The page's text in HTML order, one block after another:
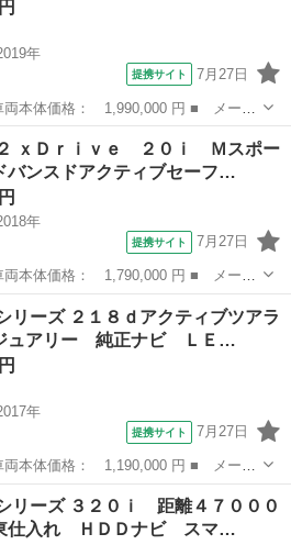
年
提携サイト 7月27日
シリーズ ■ グレード名： ２１８
リー コンフォートアクセス 純正ナ
ｘＤｒｉｖｅ ２０ｉ Ｍスポー
ンスドアクティブセーフ…
年
提携サイト 7月27日
２ ■ グレード名： ｘＤｒｉｖ
ンスドアクティブセーフティパッ
リーズ ２１８ｄアクティブツアラ
ュアリー 純正ナビ ＬＥ…
年
提携サイト 7月27日
シリーズ ■ グレード名： ２１８
ュアリー 純正ナビ ＬＥＤ ブラッ
リーズ ３２０ｉ 距離４７０００
仕入れ ＨＤＤナビ スマ…